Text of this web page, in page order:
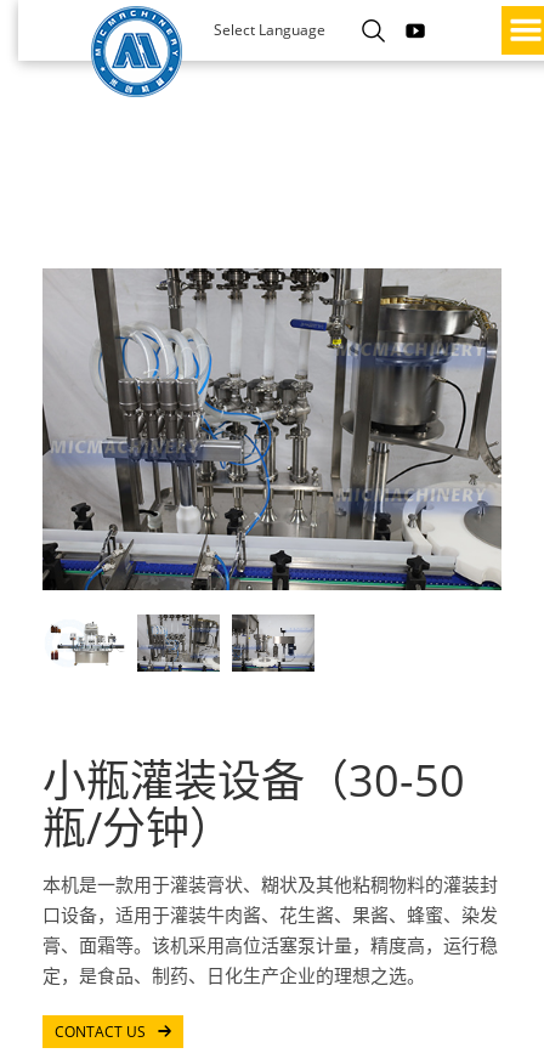
Select Language
小瓶灌装设备（30-50
瓶/分钟）
本机是一款用于灌装膏状、糊状及其他粘稠物料的灌装封
口设备，适用于灌装牛肉酱、花生酱、果酱、蜂蜜、染发
膏、面霜等。该机采用高位活塞泵计量，精度高，运行稳
定，是食品、制药、日化生产企业的理想之选。
CONTACT US